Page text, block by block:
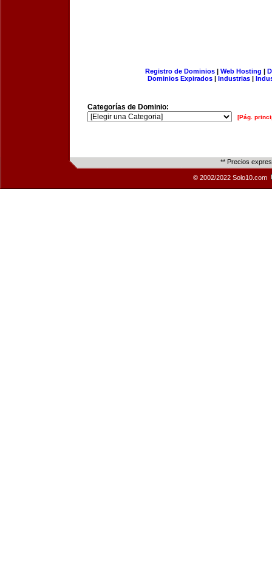
Registro de Dominios| Web Hosting |
Dominios Expirados | Industrias |
Categorías de Dominio:
[Pág.
** Precios
© 2002/2022 Solo10.com